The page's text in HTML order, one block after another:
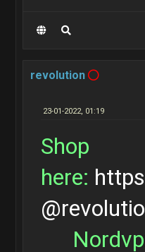
revolution
23-01-2022, 01:19
Shop
here: